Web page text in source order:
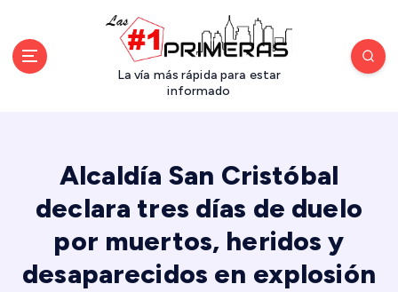
La vía más rápida para estar
informado
Alcaldía San Cristóbal
declara tres días de duelo
por muertos, heridos y
desaparecidos en explosión